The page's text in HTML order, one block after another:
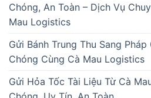
Chóng, An Toàn – Dịch Vụ
Mau Logistics
Gửi Bánh Trung Thu Sang
Chóng Cùng Cà Mau Logistics
Gửi Hỏa Tốc Tài Liệu Từ Cà